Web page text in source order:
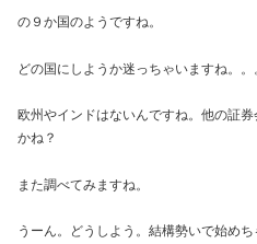
の９か国のようですね。
どの国にしようか迷っちゃいますね。。
欧州やインドはないんですね。他の証
かね？
また調べてみますね。
うーん。どうしよう。結構勢いで始め